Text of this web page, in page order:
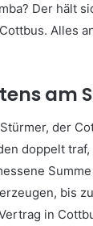
Der hält
Alles
am
der
doppelt
bis
in